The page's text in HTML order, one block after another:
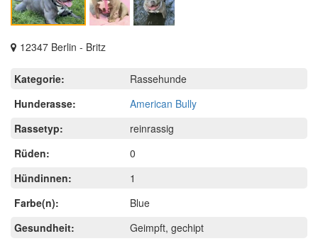
12347 Berlin - Britz
Kategorie:
Rassehunde
Hunderasse:
American Bully
Rassetyp:
reinrassig
Rüden:
0
Hündinnen:
1
Farbe(n):
Blue
Gesundheit:
Geimpft, gechipt